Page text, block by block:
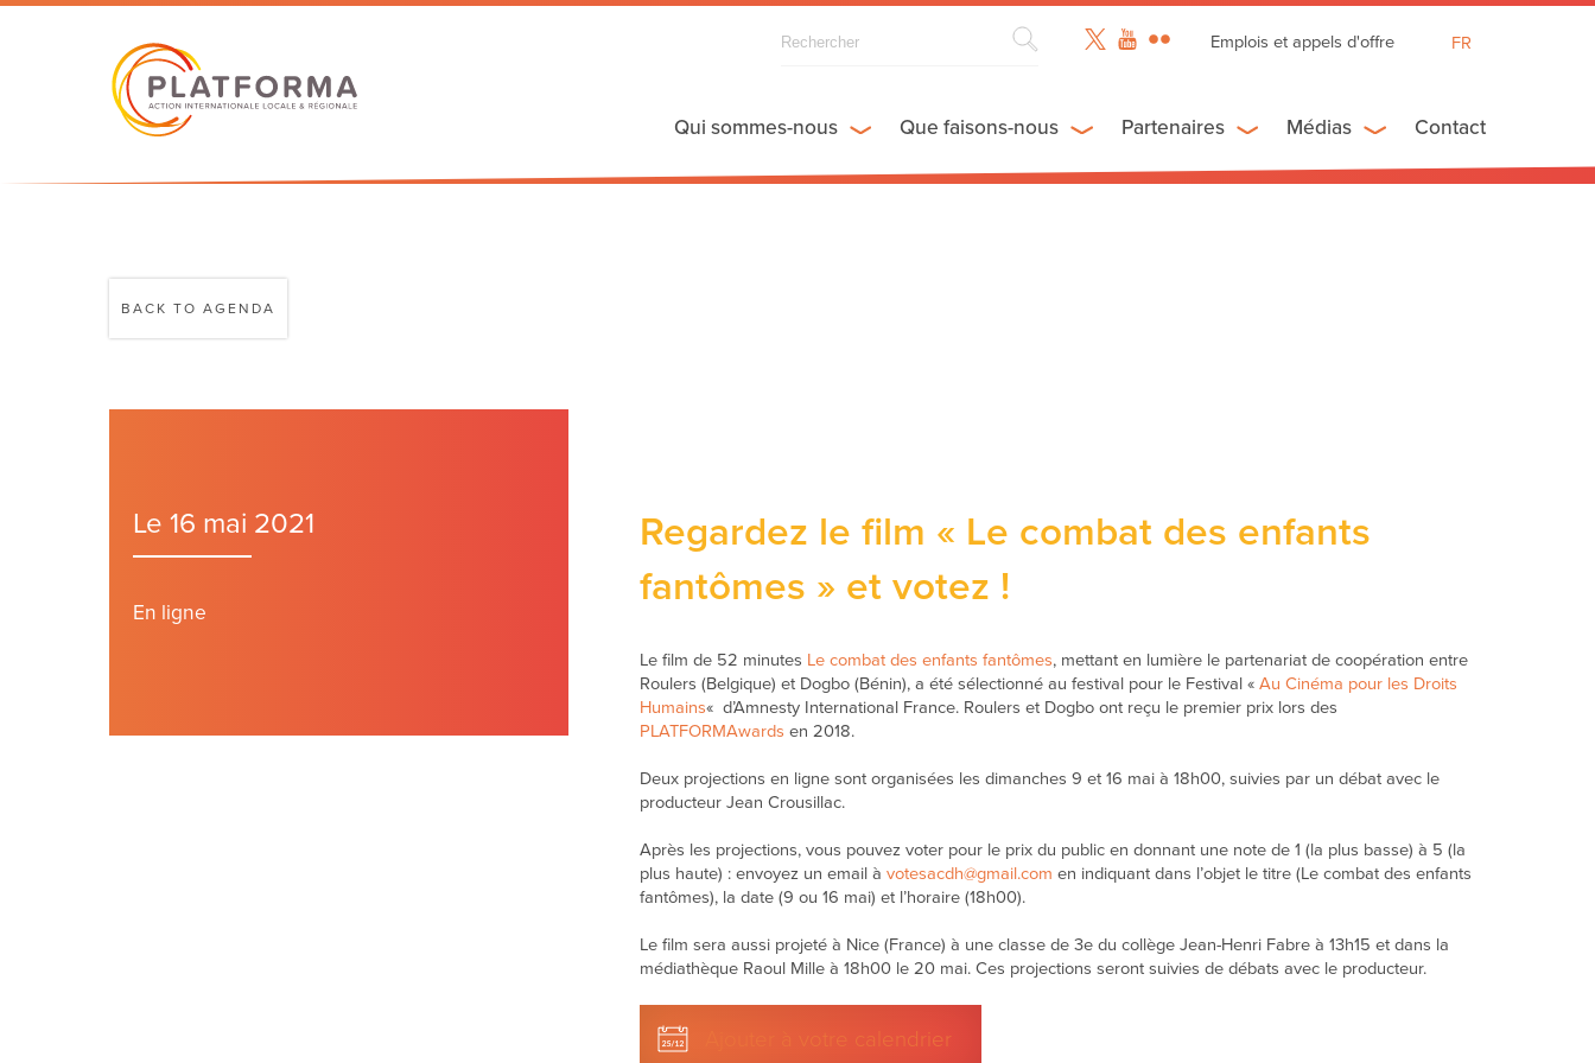
Emplois et appels d'offre
FR
ES
Qui sommes-nous Que faisons-nous Partenaires Médias Contact
BACK TO AGENDA
Le 16 mai 2021
En ligne
Regardez le film « Le combat des enfants
fantômes » et votez !
Le film de 52 minutes Le combat des enfants fantômes, mettant en lumière le partenariat de coopération entre
Roulers (Belgique) et Dogbo (Bénin), a été sélectionné au festival pour le Festival « Au Cinéma pour les Droits
Humains« d’Amnesty International France. Roulers et Dogbo ont reçu le premier prix lors des
PLATFORMAwards en 2018.
Deux projections en ligne sont organisées les dimanches 9 et 16 mai à 18h00, suivies par un débat avec le
producteur Jean Crousillac.
Après les projections, vous pouvez voter pour le prix du public en donnant une note de 1 (la plus basse) à 5 (la
plus haute) : envoyez un email à votesacdh@gmail.com en indiquant dans l’objet le titre (Le combat des enfants
fantômes), la date (9 ou 16 mai) et l’horaire (18h00).
Le film sera aussi projeté à Nice (France) à une classe de 3e du collège Jean-Henri Fabre à 13h15 et dans la
médiathèque Raoul Mille à 18h00 le 20 mai. Ces projections seront suivies de débats avec le producteur.
Ajouter à votre calendrier